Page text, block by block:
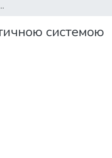
підприємства
системою